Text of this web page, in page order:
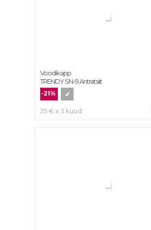
-21%
25 € x 3 kuud
Voodikapp
TRENDY SN-9 Antratsiit